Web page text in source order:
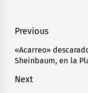
Navegación
de
entradas
Previous
Previous
post:
«Acarreo»
Sheinbaum, en la
Next